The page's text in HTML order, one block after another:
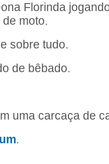
Florinda
moto.
sobre tudo.
de bêbado.
uma carcaça de
.